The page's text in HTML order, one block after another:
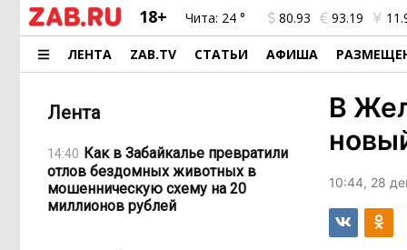
18+ Чита: 24 ° 80.93 93.19
ЛЕНТА ZAB.TV СТАТЬИ АФИША
Лента
14:40 Как в Забайкалье превратили
отлов бездомных животных в
мошенническую схему на 20
миллионов рублей
В
10:44, 28